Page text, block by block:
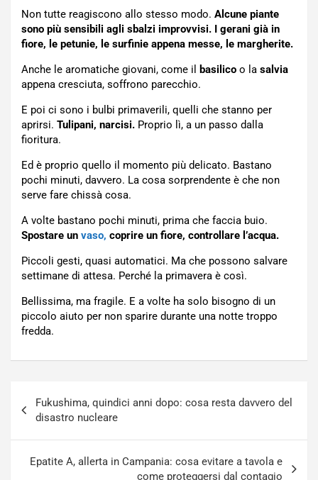
Non tutte reagiscono allo stesso modo. Alcune piante
sono più sensibili agli sbalzi improvvisi. I gerani già in
fiore, le petunie, le surfinie appena messe, le margherite.
Anche le aromatiche giovani, come il
basilico o la salvia
appena cresciuta, soffrono parecchio.
E poi ci sono i bulbi primaverili, quelli che stanno per
aprirsi. Tulipani, narcisi. Proprio lì, a un passo dalla
fioritura.
Ed è proprio quello il momento più delicato. Bastano
pochi minuti, davvero. La cosa sorprendente è che non
serve fare chissà cosa.
A volte bastano pochi minuti, prima che faccia buio.
Spostare un vaso, coprire un fiore, controllare l’acqua.
Piccoli gesti, quasi automatici. Ma che possono salvare
settimane di attesa. Perché la primavera è così.
Bellissima, ma fragile. E a volte ha solo bisogno di un
piccolo aiuto per non sparire durante una notte troppo
fredda.
articoli
Fukushima, quindici anni dopo: cosa resta davvero del
disastro nucleare
Epatite A, allerta in Campania: cosa evitare a tavola e
come proteggersi dal contagio